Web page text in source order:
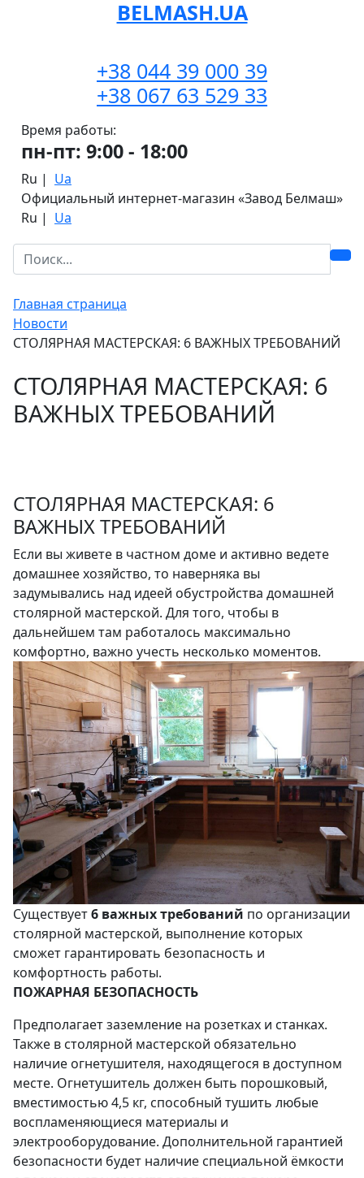
BELMASH.UA
+38 044 39 000 39
+38 067 63 529 33
Время работы:
пн-пт: 9:00 - 18:00
Ru | Ua
Официальный интернет-магазин «Завод Белмаш»
Ru | Ua
Главная страница
Новости
СТОЛЯРНАЯ МАСТЕРСКАЯ: 6 ВАЖНЫХ ТРЕБОВАНИЙ
СТОЛЯРНАЯ МАСТЕРСКАЯ: 6
ВАЖНЫХ ТРЕБОВАНИЙ
СТОЛЯРНАЯ МАСТЕРСКАЯ: 6
ВАЖНЫХ ТРЕБОВАНИЙ
Если вы живете в частном доме и активно ведете
домашнее хозяйство, то наверняка вы
задумывались над идеей обустройства домашней
столярной мастерской. Для того, чтобы в
дальнейшем там работалось максимально
комфортно, важно учесть несколько моментов.
Существует6 важных требований по организации
столярной мастерской, выполнение которых
сможет гарантировать безопасность и
комфортность работы.
ПОЖАРНАЯ БЕЗОПАСНОСТЬ
Предполагает заземление на розетках и станках.
Также в столярной мастерской обязательно
наличие огнетушителя, находящегося в доступном
месте. Огнетушитель должен быть порошковый,
вместимостью 4,5 кг, способный тушить любые
воспламеняющиеся материалы и
электрооборудование. Дополнительной гарантией
безопасности будет наличие специальной ёмкости